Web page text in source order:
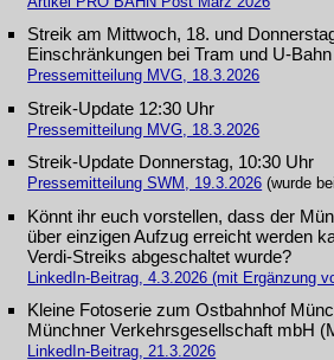
Streik am Mittwoch, 18. und
Einschränkungen bei Tram und U‑Bahn
Pressemitteilung MVG, 18.3.2026
Streik-Update 12:30 Uhr
Pressemitteilung MVG, 18.3.2026
Streik-Update Donnerstag, 10:30 Uhr
Pressemitteilung SWM, 19.3.2026 (wurde
Könnt ihr euch vorstellen, dass der
über einzigen Aufzug erreicht werden
Verdi-Streiks abgeschaltet wurde?
LinkedIn-Beitrag, 4.3.2026 (mit Ergänzung
Kleine Fotoserie zum Ostbahnhof
Münchner Verkehrsgesellschaft mbH
LinkedIn-Beitrag, 21.3.2026